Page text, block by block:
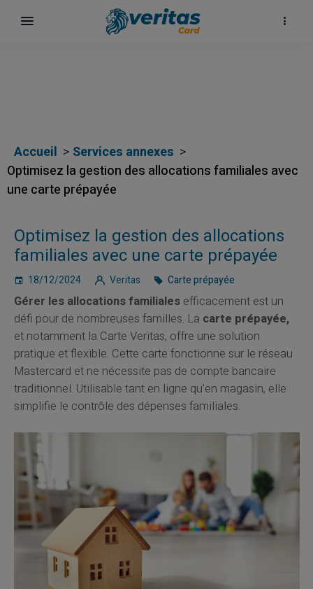
Accueil
Services annexes
Optimisez la gestion des allocations familiales avec
une carte prépayée
Optimisez la gestion des allocations
familiales avec une carte prépayée
18/12/2024 Veritas Carte prépayée
Gérer les allocations familialesefficacement est un
défi pour de nombreuses familles. La carte prépayée,
et notamment la Carte Veritas, offre une solution
pratique et flexible. Cette carte fonctionne sur le réseau
Mastercard et ne nécessite pas de compte bancaire
traditionnel. Utilisable tant en ligne qu'en magasin, elle
simplifie le contrôle des dépenses familiales.